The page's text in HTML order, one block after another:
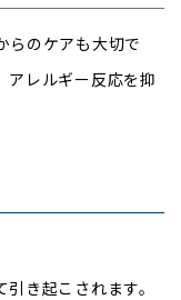
らのケアも大切で
アレルギー反応を抑
き起こされます。